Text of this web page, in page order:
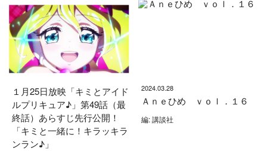
１月25日放映「キミとアイド
ルプリキュア♪」第49話（最
終話）あらすじ先行公開！
「キミと一緒に！キラッキラ
ンラン♪」
2024.03.28
Ａｎｅひめ ｖｏｌ．１６
編: 講談社